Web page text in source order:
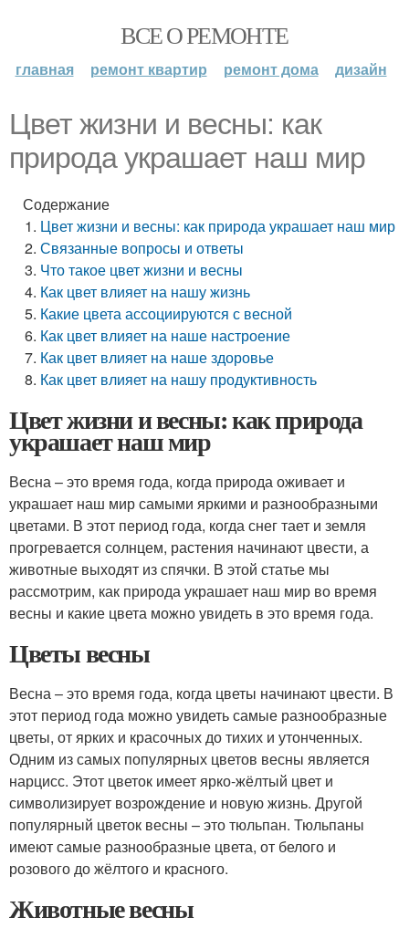
ВСЕ О РЕМОНТЕ
главная ремонт квартир ремонт дома дизайн
Цвет жизни и весны: как
природа украшает наш мир
Содержание
Цвет жизни и весны: как природа украшает наш мир
Связанные вопросы и ответы
Что такое цвет жизни и весны
Как цвет влияет на нашу жизнь
Какие цвета ассоциируются с весной
Как цвет влияет на наше настроение
Как цвет влияет на наше здоровье
Как цвет влияет на нашу продуктивность
Цвет жизни и весны: как природа
украшает наш мир
Весна – это время года, когда природа оживает и
украшает наш мир самыми яркими и разнообразными
цветами. В этот период года, когда снег тает и земля
прогревается солнцем, растения начинают цвести, а
животные выходят из спячки. В этой статье мы
рассмотрим, как природа украшает наш мир во время
весны и какие цвета можно увидеть в это время года.
Цветы весны
Весна – это время года, когда цветы начинают цвести. В
этот период года можно увидеть самые разнообразные
цветы, от ярких и красочных до тихих и утонченных.
Одним из самых популярных цветов весны является
нарцисс. Этот цветок имеет ярко-жёлтый цвет и
символизирует возрождение и новую жизнь. Другой
популярный цветок весны – это тюльпан. Тюльпаны
имеют самые разнообразные цвета, от белого и
розового до жёлтого и красного.
Животные весны